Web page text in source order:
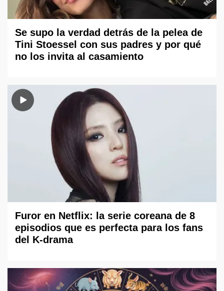
Se supo la verdad detrás de la pelea de
Tini Stoessel con sus padres y por qué
no los invita al casamiento
Furor en Netflix: la serie coreana de 8
episodios que es perfecta para los fans
del K-drama